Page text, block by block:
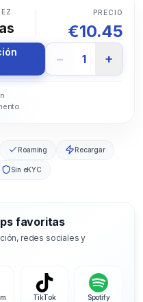
PRECIO
€10.45
− 1 +
Roaming Recargar
Sin eKYC
favoritas
redes sociales y
TikTok Spotify